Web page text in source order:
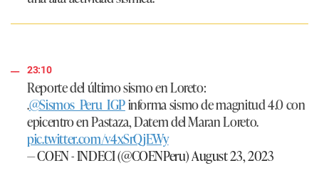
23:10
Reporte del último sismo en Loreto:
.@Sismos_Peru_IGPinforma sismo de magnitud 4.0 con
epicentro en Pastaza, Datem del Maran Loreto.
pic.twitter.com/v4xSrQjEWy
— COEN - INDECI (@COENPeru)August 23, 2023